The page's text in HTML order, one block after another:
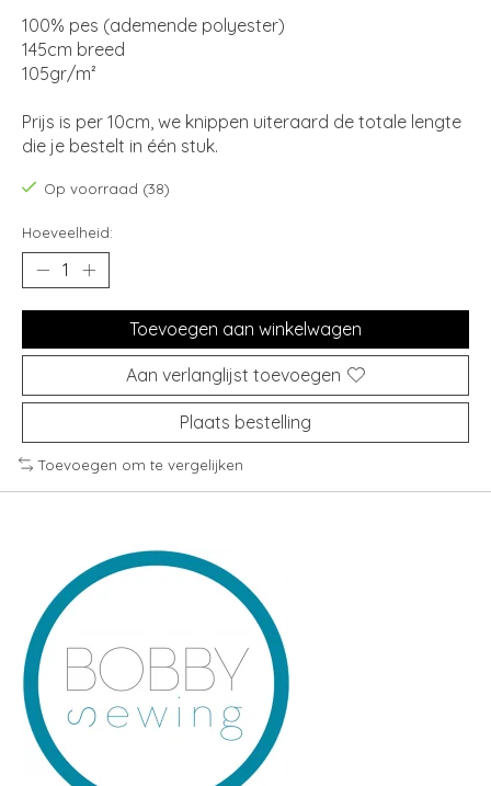
100% pes (ademende polyester)
145cm breed
105gr/m²
Prijs is per 10cm, we knippen uiteraard de totale lengte
die je bestelt in één stuk.
Op voorraad (38)
Hoeveelheid:
Toevoegen aan winkelwagen
Aan verlanglijst toevoegen
Plaats bestelling
Toevoegen om te vergelijken